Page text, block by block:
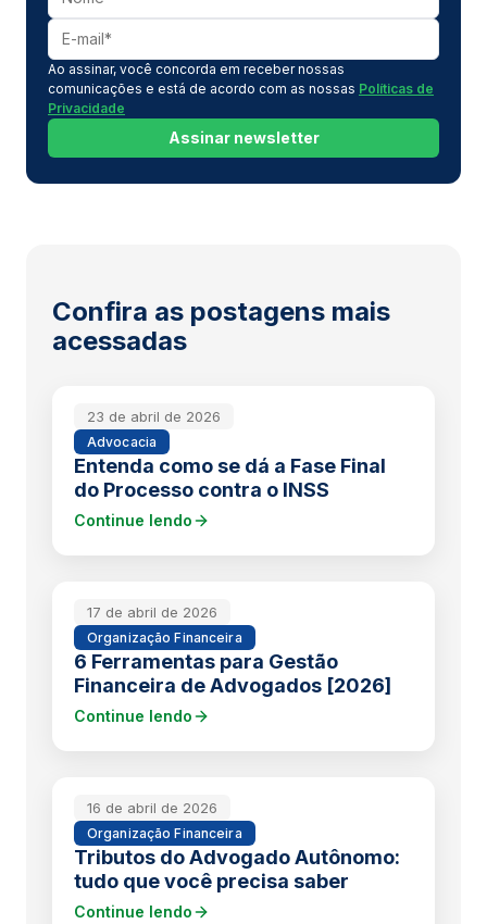
Ao assinar, você concorda em receber nossas
comunicações e está de acordo com as nossas Políticas de
Privacidade
Assinar newsletter
Confira as postagens mais
acessadas
23 de abril de 2026
Advocacia
Entenda como se dá a Fase Final
do Processo contra o INSS
Continue lendo
17 de abril de 2026
Organização Financeira
6 Ferramentas para Gestão
Financeira de Advogados [2026]
Continue lendo
16 de abril de 2026
Organização Financeira
Tributos do Advogado Autônomo:
tudo que você precisa saber
Continue lendo